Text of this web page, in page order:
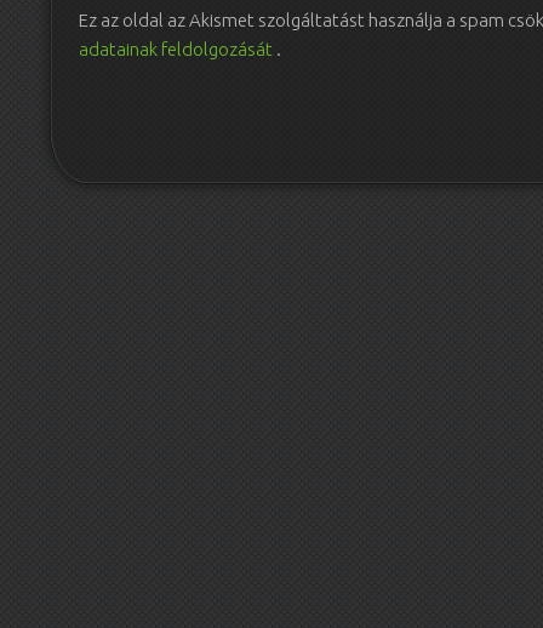
Ez az oldal az Akismet szolgáltatást használja a spam
adatainak feldolgozását .